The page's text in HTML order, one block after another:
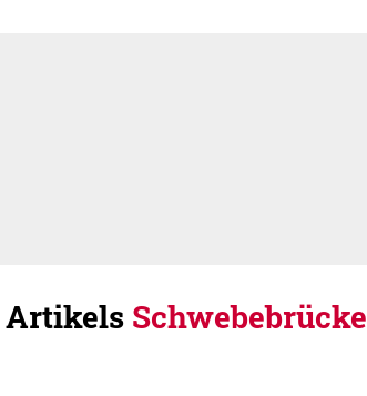
Artikels Schwebebrücke